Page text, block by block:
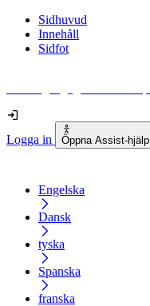
Sidhuvud
Innehåll
Sidfot
Logga in Öppna Assist-hjälp
Engelska
Dansk
tyska
Spanska
franska